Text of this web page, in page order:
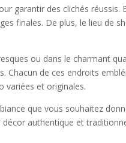
garantir des clichés réussis.
finales. De plus, le lieu de
ou dans le charmant
Chacun de ces endroits
variées et originales.
que vous souhaitez
authentique et